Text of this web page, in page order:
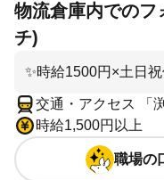
物流倉庫内でのフ
チ)
✨時給1500円×土日
交通・アクセス 「
時給1,500円以上
職場の